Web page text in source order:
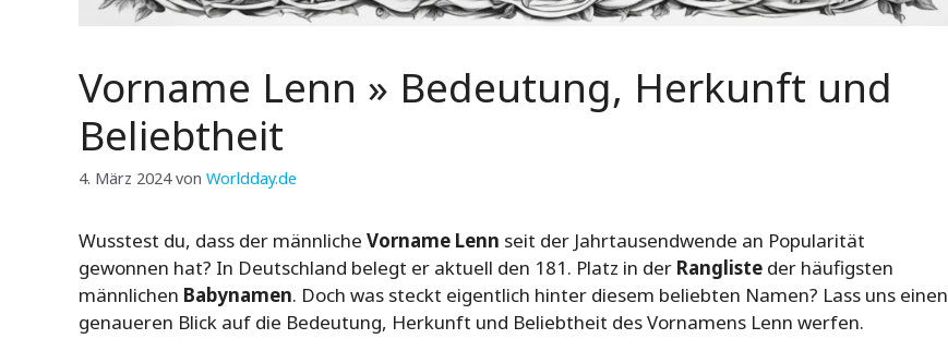
Vorname Lenn » Bedeutung, Herkunft und
Beliebtheit
4. März 2024 von Worldday.de
Wusstest du, dass der männliche Vorname Lenn seit der Jahrtausendwende an Popularität
gewonnen hat? In Deutschland belegt er aktuell den 181. Platz in der Rangliste der häufigsten
männlichen Babynamen. Doch was steckt eigentlich hinter diesem beliebten Namen? Lass uns einen
genaueren Blick auf die Bedeutung, Herkunft und Beliebtheit des Vornamens Lenn werfen.